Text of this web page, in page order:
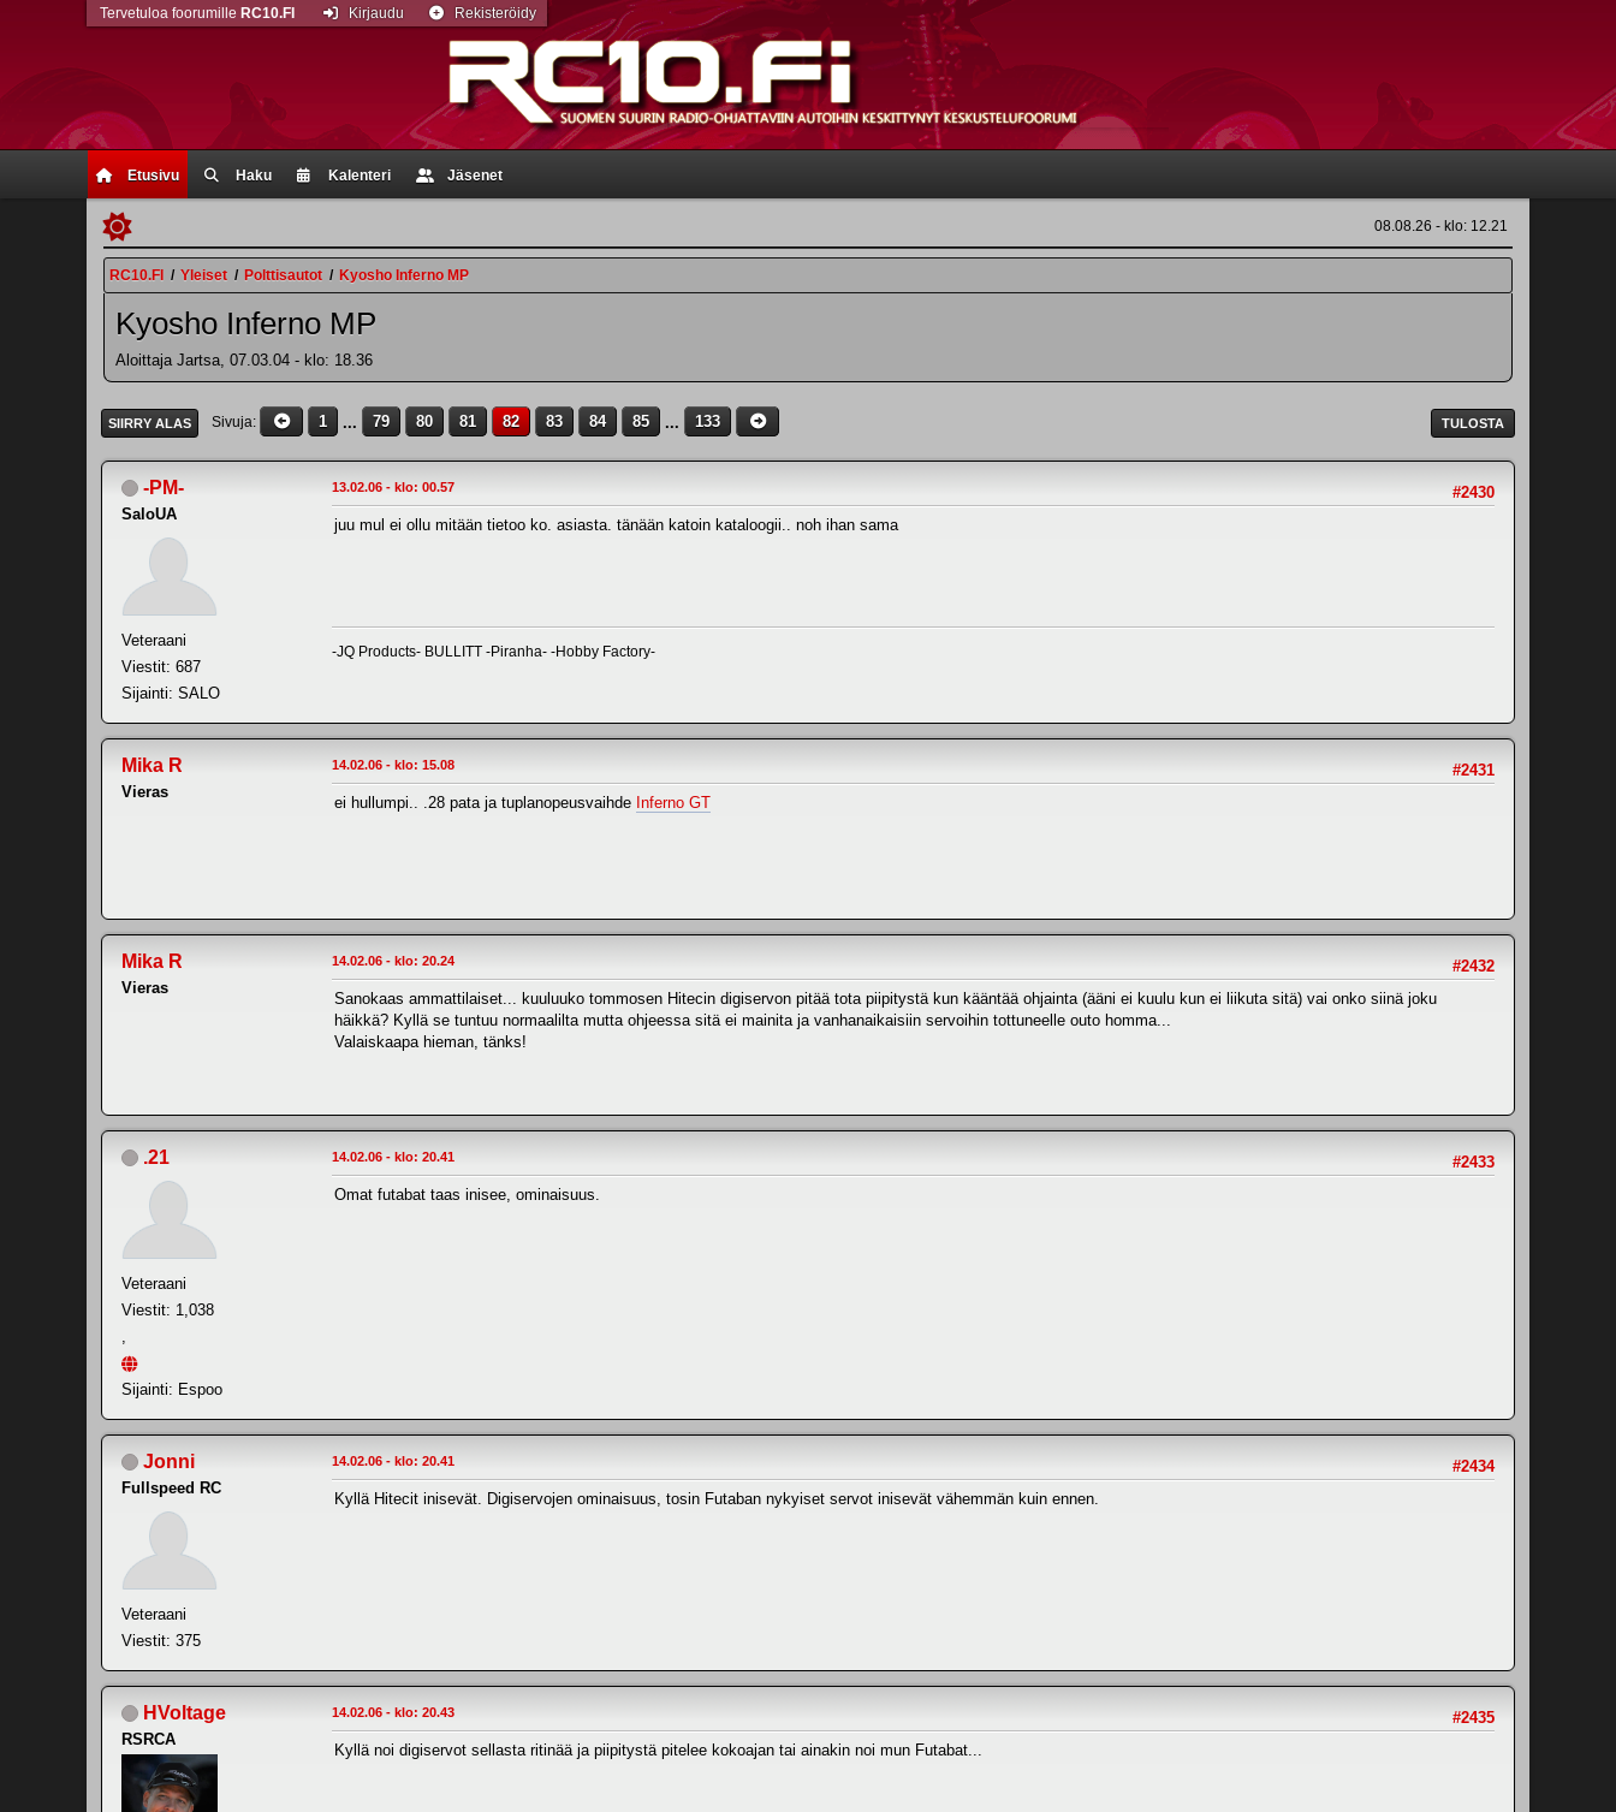
Etusivu Haku Kalenteri Jäsenet
Tervetuloa foorumille RC10.FI Kirjaudu Rekisteröidy
08.08.26 - klo: 12.21
RC10.FI / Yleiset / Polttisautot / Kyosho Inferno MP
Kyosho Inferno MP
Aloittaja Jartsa, 07.03.04 - klo: 18.36
TULOSTA
SIIRRY ALAS Sivuja 1 ... 79 80 81 82 83 84 85 ... 133
-PM-
SaloUA
Veteraani
Viestit: 687
Sijainti: SALO
#2430
13.02.06 - klo: 00.57
juu mul ei ollu mitään tietoo ko. asiasta. tänään katoin kataloogii.. noh ihan sama
-JQ Products- BULLITT -Piranha- -Hobby Factory-
Mika R
Vieras
#2431
14.02.06 - klo: 15.08
ei hullumpi.. .28 pata ja tuplanopeusvaihde Inferno GT
Mika R
Vieras
#2432
14.02.06 - klo: 20.24
Sanokaas ammattilaiset... kuuluuko tommosen Hitecin digiservon pitää tota piipitystä kun kääntää ohjainta (ääni ei kuulu kun ei liikuta sitä) vai onko siinä joku
häikkä? Kyllä se tuntuu normaalilta mutta ohjeessa sitä ei mainita ja vanhanaikaisiin servoihin tottuneelle outo homma...
Valaiskaapa hieman, tänks!
.21
Veteraani
Viestit: 1,038
Sijainti: Espoo
#2433
14.02.06 - klo: 20.41
Omat futabat taas inisee, ominaisuus.
Jonni
Fullspeed RC
Veteraani
Viestit: 375
#2434
14.02.06 - klo: 20.41
Kyllä Hitecit inisevät. Digiservojen ominaisuus, tosin Futaban nykyiset servot inisevät vähemmän kuin ennen.
HVoltage
RSRCA
#2435
14.02.06 - klo: 20.43
Kyllä noi digiservot sellasta ritinää ja piipitystä pitelee kokoajan tai ainakin noi mun Futabat...